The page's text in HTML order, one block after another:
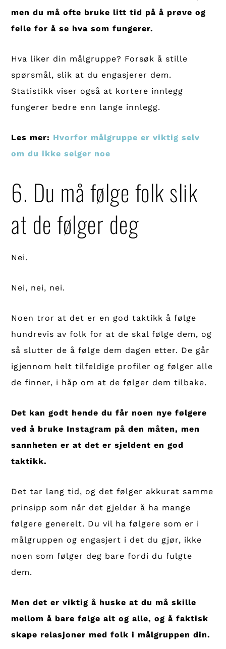
men du må ofte bruke litt tid på å prøve og
feile for å se hva som fungerer.
Hva liker din målgruppe? Forsøk å stille
spørsmål, slik at du engasjerer dem.
Statistikk viser også at kortere innlegg
fungerer bedre enn lange innlegg.
Les mer: Hvorfor målgruppe er viktig selv
om du ikke selger noe
6. Du må følge folk slik
at de følger deg
Nei.
Nei, nei, nei.
Noen tror at det er en god taktikk å følge
hundrevis av folk for at de skal følge dem, og
så slutter de å følge dem dagen etter. De går
igjennom helt tilfeldige profiler og følger alle
de finner, i håp om at de følger dem tilbake.
Det kan godt hende du får noen nye følgere
ved å bruke Instagram på den måten, men
sannheten er at det er sjeldent en god
taktikk.
Det tar lang tid, og det følger akkurat samme
prinsipp som når det gjelder å ha mange
følgere generelt. Du vil ha følgere som er i
målgruppen og engasjert i det du gjør, ikke
noen som følger deg bare fordi du fulgte
dem.
Men det er viktig å huske at du må skille
mellom å bare følge alt og alle, og å faktisk
skape relasjoner med folk i målgruppen din.